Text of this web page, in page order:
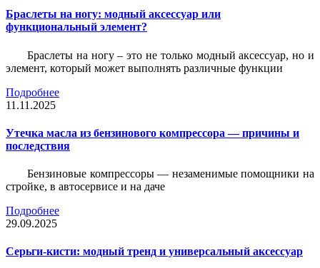
Браслеты на ногу: модный аксессуар или
функциональный элемент?
Браслеты на ногу – это не только модный аксессуар, но и
элемент, который может выполнять различные функции
Подробнее
11.11.2025
Утечка масла из бензинового компрессора — причины и
последствия
Бензиновые компрессоры — незаменимые помощники на
стройке, в автосервисе и на даче
Подробнее
29.09.2025
Серьги-кисти: модный тренд и универсальный аксессуар